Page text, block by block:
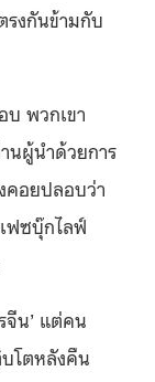
รงกันข้ามกับ
บ พวกเขา
นผู้นำด้วยการ
อยปลอบว่า
ฟซบุ๊กไลฟ์
จีน’ แต่คน
โตหลังคืน